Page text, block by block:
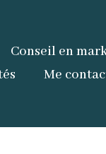
Conseil en
Me